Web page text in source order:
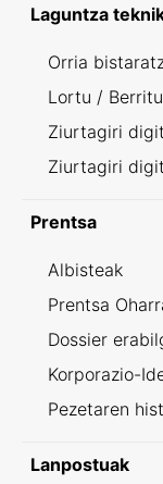
Laguntza
Orria
Lortu /
Ziurtagiri
Ziurtagiri
Prentsa
Albisteak
Prentsa
Dossier
Korporazio-
Pezetaren
Lanpostuak